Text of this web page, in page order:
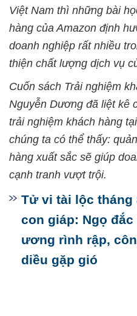
Việt Nam thì những bài
hàng của Amazon định
doanh nghiệp rất nhiều
thiện chất lượng dịch vụ
Cuốn sách Trải nghiệm
Nguyễn Dương đã liệt kê
trải nghiệm khách hàng
chúng ta có thể thấy:
hàng xuất sắc sẽ giúp
cạnh tranh vượt trội.
Tử vi tài lộc tháng
con giáp: Ngọ
ương rình rập,
diều gặp gió